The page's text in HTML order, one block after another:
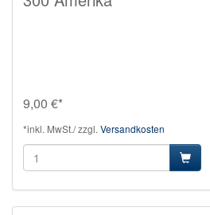
9,00 €*
*inkl. MwSt./ zzgl. Versandkosten